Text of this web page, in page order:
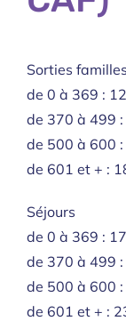
Sorties familles
de 0 à 369 :
de 370 à 499
de 500 à 600
de 601 et + :
Séjours
de 0 à 369 :
de 370 à 499
de 500 à 600
de 601 et + :